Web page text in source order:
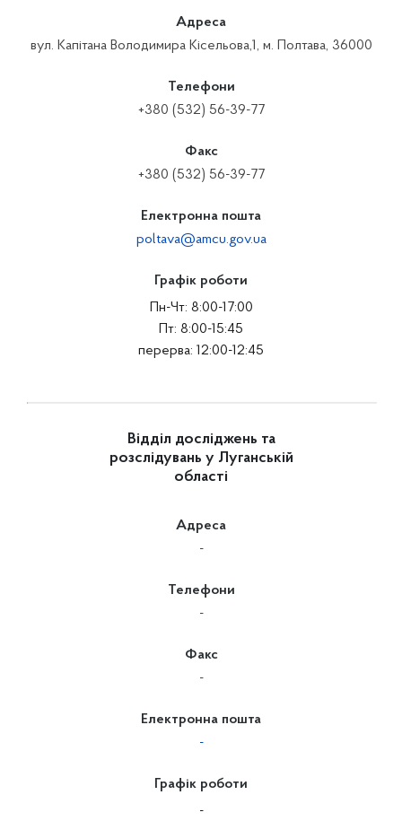
Адреса
вул. Капітана Володимира Кісельова,1, м. Полтава, 36000
Телефони
+380 (532) 56-39-77
Факс
+380 (532) 56-39-77
Електронна пошта
poltava@amcu.gov.ua
Графік роботи
Пн-Чт: 8:00-17:00
Пт: 8:00-15:45
перерва: 12:00-12:45
Відділ досліджень та
розслідувань у Луганській
області
Адреса
-
Телефони
-
Факс
-
Електронна пошта
-
Графік роботи
-